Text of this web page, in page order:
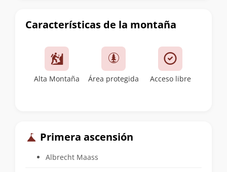
Características de la montaña
Alta Montaña Área protegida Acceso libre
Primera ascensión
Albrecht Maass